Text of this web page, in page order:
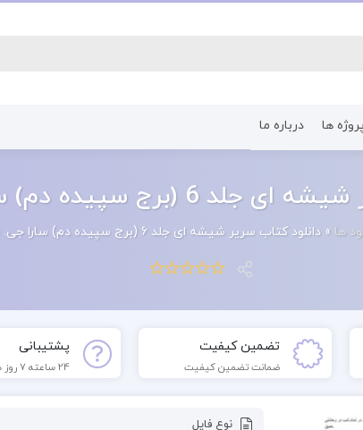
کتاب رشته اقتصاد کتاب رشته
پروژه ها درباره ما
(برج سپیده دم) سارا جی. ماس
ها » دانلود کتاب سریر شیشه ای جلد 6 (برج سپیده دم) سارا جی. ماس
تضمین کیفیت
ضمانت تضمین کیفیت
پشتیبانی
24 ساعته 7 روز هفته
نوع فایل